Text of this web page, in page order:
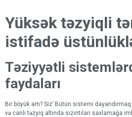
Yüksək təzyiqli
istifadə
Təziyyətli
faydaları
Bir böyük artı? Siz’ Bütün sistemi
və canlı təzyiq altında sızıntıları saxlamağa